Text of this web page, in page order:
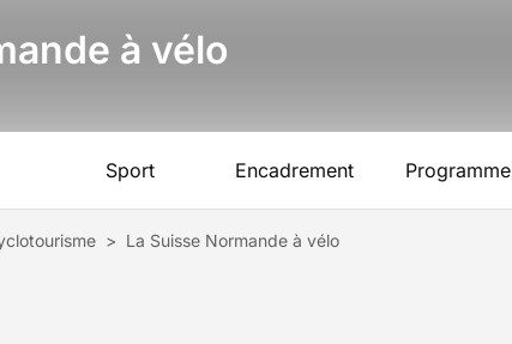
à vélo
Sport Encadrement Programme
> La Suisse Normande à vélo